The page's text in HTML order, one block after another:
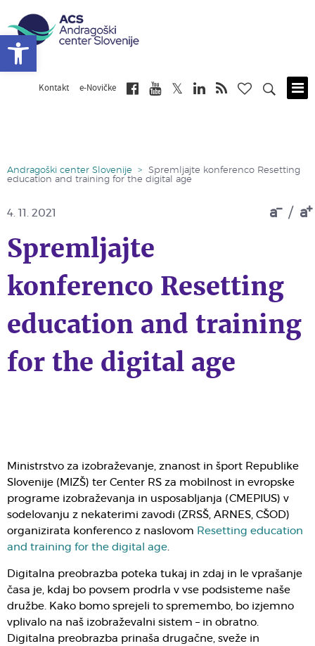
Kontakt e-Novičke
Andragoški center Slovenije >
Spremljajte konferenco Resetting
education and training for the digital age
a / a
4. 11. 2021
Spremljajte
konferenco Resetting
education and training
for the digital age
Ministrstvo za izobraževanje, znanost in šport Republike
Slovenije (MIZŠ) ter Center RS za mobilnost in evropske
programe izobraževanja in usposabljanja (CMEPIUS) v
sodelovanju z nekaterimi zavodi (ZRSŠ, ARNES, CŠOD)
organizirata konferenco z naslovom Resetting education
and training for the digital age.
Digitalna preobrazba poteka tukaj in zdaj in le vprašanje
časa je, kdaj bo povsem prodrla v vse podsisteme naše
družbe. Kako bomo sprejeli to spremembo, bo izjemno
vplivalo na naš izobraževalni sistem – in obratno.
Digitalna preobrazba prinaša drugačne, sveže in
Open toolbar